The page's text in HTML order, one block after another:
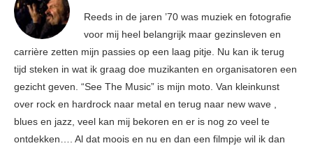
Reeds in de jaren ’70 was muziek en fotografie
voor mij heel belangrijk maar gezinsleven en
carrière zetten mijn passies op een laag pitje. Nu kan ik terug
tijd steken in wat ik graag doe muzikanten en organisatoren een
gezicht geven. “See The Music” is mijn moto. Van kleinkunst
over rock en hardrock naar metal en terug naar new wave ,
blues en jazz, veel kan mij bekoren en er is nog zo veel te
ontdekken…. Al dat moois en nu en dan een filmpje wil ik dan